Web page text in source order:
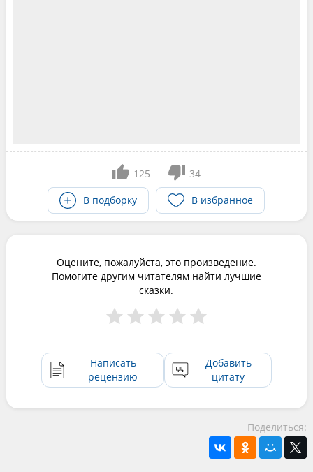
125
34
В подборку
В избранное
Оцените, пожалуйста, это произведение.
Помогите другим читателям найти лучшие
сказки.
Написать
рецензию
Добавить
цитату
Поделиться: